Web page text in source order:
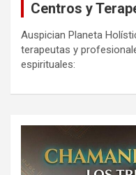
Centros y
Auspician Planeta
terapeutas y
espirituales: